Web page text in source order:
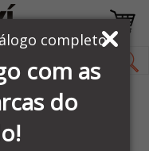
completo
com as
do